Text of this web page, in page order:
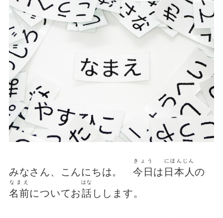
みなさん、こんにちは。 今日
きょう
は日本人
にほんじん
の
名前
なまえ
についてお話
はな
しします。